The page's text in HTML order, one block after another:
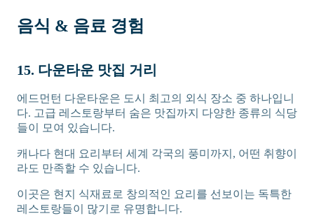
음식 & 음료 경험
15. 다운타운 맛집 거리
에드먼턴 다운타운은 도시 최고의 외식 장소 중 하나입니
다. 고급 레스토랑부터 숨은 맛집까지 다양한 종류의 식당
들이 모여 있습니다.
캐나다 현대 요리부터 세계 각국의 풍미까지, 어떤 취향이
라도 만족할 수 있습니다.
이곳은 현지 식재료로 창의적인 요리를 선보이는 독특한
레스토랑들이 많기로 유명합니다.